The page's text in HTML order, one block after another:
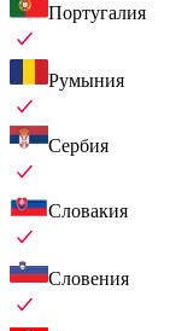
Португалия
Румыния
Сербия
Словакия
Словения